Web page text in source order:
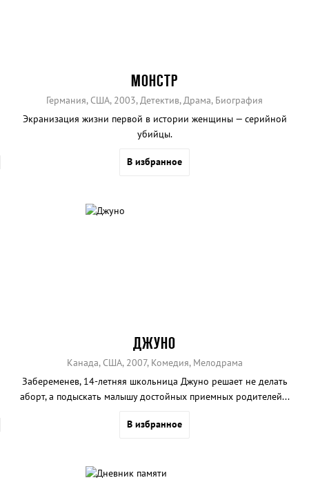
МОНСТР
Германия, США, 2003, Детектив, Драма, Биография
Экранизация жизни первой в истории женщины — серийной
убийцы.
В избранное
ДЖУНО
Канада, США, 2007, Комедия, Мелодрама
Забеременев, 14-летняя школьница Джуно решает не делать
аборт, а подыскать малышу достойных приемных родителей...
В избранное